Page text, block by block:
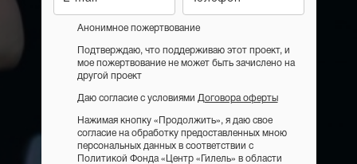
Анонимное пожертвование
Подтверждаю, что поддерживаю этот проект, и
мое пожертвование не может быть зачислено на
другой проект
Даю согласие с условиями Договора оферты
Нажимая кнопку «Продолжить», я даю свое
согласие на обработку предоставленных мною
персональных данных в соответствии с
Политикой Фонда «Центр «Гилель» в области